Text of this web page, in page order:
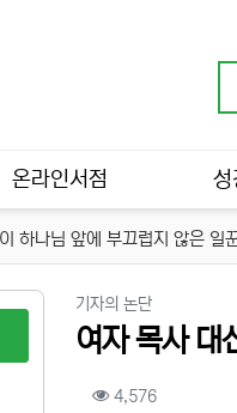
온라인서점 성
하나님 앞에 부끄럽지 않은
기자의 논단분류
여자 목사 대
컨텐츠 정보
4,576조회